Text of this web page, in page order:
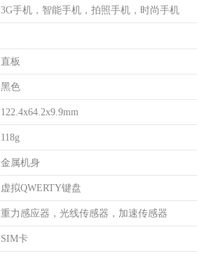
3G手机，智能手机，拍照手机，时尚手机
直板
黑色
122.4x64.2x9.9mm
118g
金属机身
虚拟QWERTY键盘
重力感应器，光线传感器，加速传感器
SIM卡